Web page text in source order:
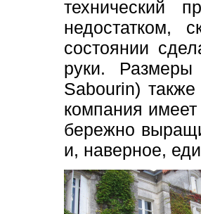
технический
недостатком,
состоянии
руки. Размеры
Sabourin)
компания
бережно
и, наверное,